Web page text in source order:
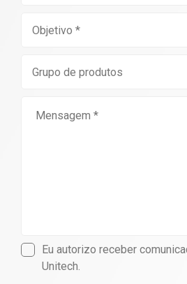
Eu autorizo receber
Unitech.